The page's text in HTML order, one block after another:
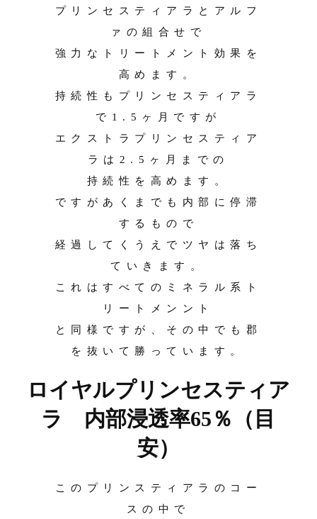
プリンセスティアラとアルフ
ァの組合せで
強力なトリートメント効果を
高めます。
持続性もプリンセスティアラ
で1.5ヶ月ですが
エクストラプリンセスティア
ラは2.5ヶ月までの
持続性を高めます。
ですがあくまでも内部に停滞
するもので
経過してくうえでツヤは落ち
ていきます。
これはすべてのミネラル系ト
リートメンント
と同様ですが、その中でも郡
を抜いて勝っています。
ロイヤルプリンセスティア
ラ 内部浸透率65％（目
安）
このプリンスティアラのコー
スの中で